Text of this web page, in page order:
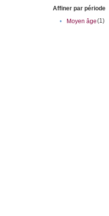
Affiner par période
•
Moyen âge(1)